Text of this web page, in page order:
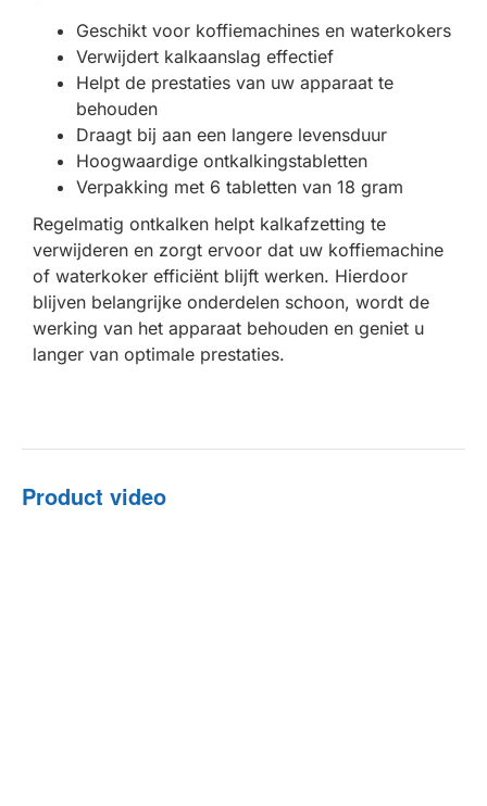
Geschikt voor koffiemachines en waterkokers
Verwijdert kalkaanslag effectief
Helpt de prestaties van uw apparaat te
behouden
Draagt bij aan een langere levensduur
Hoogwaardige ontkalkingstabletten
Verpakking met 6 tabletten van 18 gram
Regelmatig ontkalken helpt kalkafzetting te
verwijderen en zorgt ervoor dat uw koffiemachine
of waterkoker efficiënt blijft werken. Hierdoor
blijven belangrijke onderdelen schoon, wordt de
werking van het apparaat behouden en geniet u
langer van optimale prestaties.
Product video